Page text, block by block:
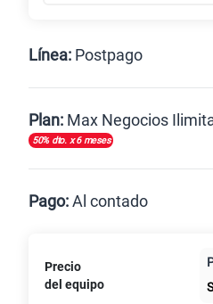
Línea: Postpago
Plan: Max Negocios
50% dto. x 6 meses
Paga solo
Pago:Al contado
Al contado Cuotas
Precio
del equipo